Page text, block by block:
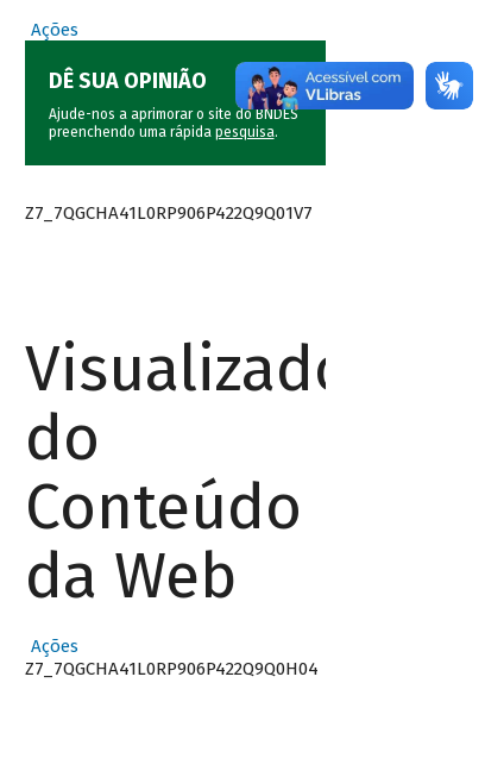
Ações
DÊ SUA OPINIÃO
Ajude-nos a aprimorar o site do BNDES
preenchendo uma rápida pesquisa.
Z7_7QGCHA41L0RP906P422Q9Q01V7
Visualizador
do
Conteúdo
da Web
Ações
Z7_7QGCHA41L0RP906P422Q9Q0H04